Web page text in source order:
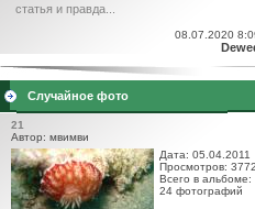
статья и правда...
08.07.2020
Случайное фото
21
Автор: мвимви
Дата: 05.04.2011
Просмотров: 3772
Всего в альбоме:
24 фотографий